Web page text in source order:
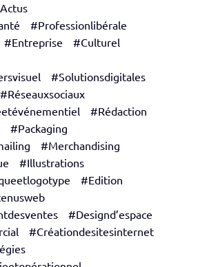
#Professionlibérale
#Entreprise
#Culturel
#Solutionsdigitales
#Réseauxsociaux
#Rédaction
#Packaging
#Merchandising
#Illustrations
#Edition
#Designd’espace
#Créationdesitesinternet